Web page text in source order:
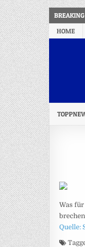
HOME
Was
Quelle: